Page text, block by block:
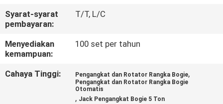
PERMINTAAN
SITEMAP
Syarat-syarat
pembayaran:
T/T, L/C
Menyediakan
kemampuan:
100 set per tahun
Cahaya Tinggi: Pengangkat dan Rotator Rangka Bogie,
Pengangkat dan Rotator Rangka Bogie
Otomatis
, Jack Pengangkat Bogie 5 Ton